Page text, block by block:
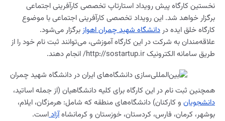
نخستین کارگاه پیش رویداد استارتاپ تخصصی کارآفرینی اجتماعی
برگزار خواهد شد. این رویداد تخصصی کارآفرینی اجتماعی با موضوع
کارگاه خلق ایده دردانشگاه شهید چمران‌ اهوازبرگزار می‌شود.
علاقه‌مندان به شرکت در این کارگاه آموزشی، می‌توانند ثبت نام خود را از
طریق سامانه الکترونیک http://sostartup.ir/ انجام دهند.
همچنین ثبت نام در این کارگاه برای کلیه دانشگاهیان (از جمله اساتید،
دانشجویان و کارکنان) دانشگاه‌های منطقه که شامل: هرمزگان، ایلام،
بوشهر، کرمان، فارس، کردستان، خوزستان و کرمانشاهآزاداست.